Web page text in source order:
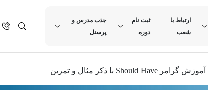
ارتباط با
شعب
ثبت نام
دوره
جذب مدرس و
پرسنل
آموزش گرامر Should Have با ذکر مثال و تمرین